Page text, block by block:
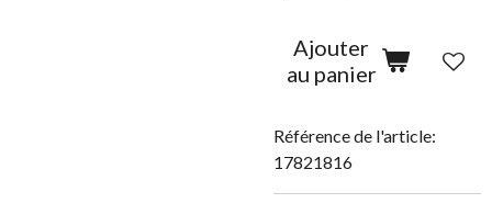
Ajouter
au panier
Référence de l'article:
17821816